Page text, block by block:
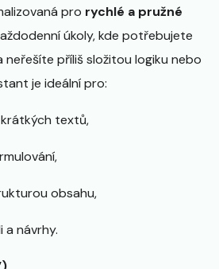
pro rychlé a pružné
úkoly, kde potřebujete
příliš složitou logiku nebo
je ideální pro:
textů,
obsahu,
návrhy.